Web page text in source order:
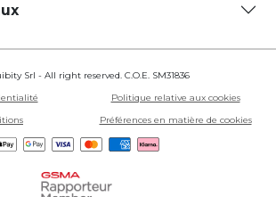
Srl - All right reserved. C.O.E. SM31836
Politique relative aux cookies
Préférences en matière de cookies